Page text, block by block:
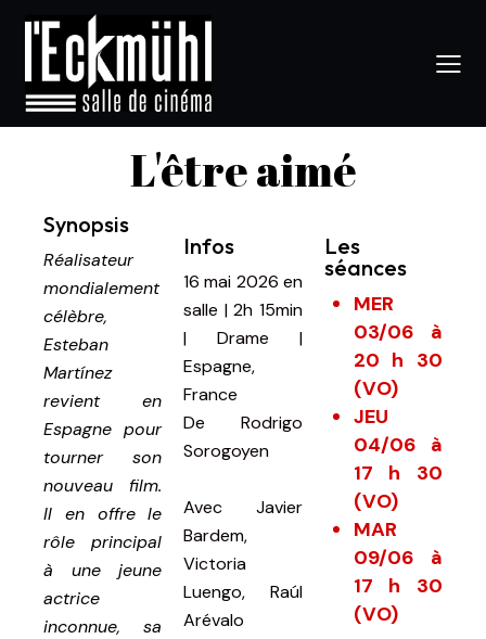
L'être aimé
Synopsis
Réalisateur
mondialement
célèbre,
Esteban
Martínez
revient en
Espagne pour
tourner son
nouveau film.
Il en offre le
rôle principal
à une jeune
actrice
inconnue, sa
Infos
16 mai 2026 en
salle |2h 15min
| Drame |
Espagne,
France
De Rodrigo
Sorogoyen
Avec Javier
Bardem,
Victoria
Luengo, Raúl
Arévalo
Les
séances
MER
03/06 à
20 h 30
(VO)
JEU
04/06 à
17 h 30
(VO)
MAR
09/06 à
17 h 30
(VO)